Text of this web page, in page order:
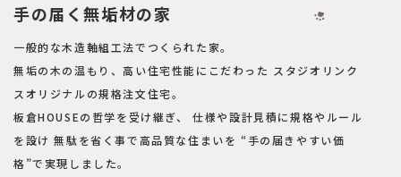
手の届く無垢材の家
一般的な木造軸組工法でつくられた家。
無垢の木の温もり、高い住宅性能にこだわった スタジオリンク
スオリジナルの規格注文住宅。
板倉HOUSEの哲学を受け継ぎ、
仕様や設計見積に規格やルール
を設け 無駄を省く事で高品質な住まいを “手の届きやすい価
格”で実現しました。